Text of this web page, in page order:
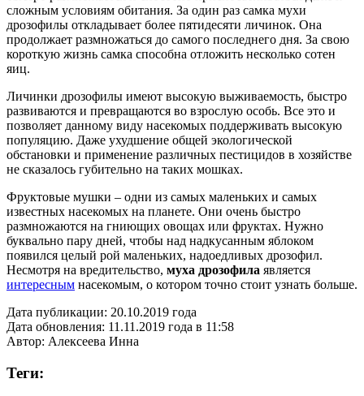
сложным условиям обитания. За один раз самка мухи
дрозофилы откладывает более пятидесяти личинок. Она
продолжает размножаться до самого последнего дня. За свою
короткую жизнь самка способна отложить несколько сотен
яиц.
Личинки дрозофилы имеют высокую выживаемость, быстро
развиваются и превращаются во взрослую особь. Все это и
позволяет данному виду насекомых поддерживать высокую
популяцию. Даже ухудшение общей экологической
обстановки и применение различных пестицидов в хозяйстве
не сказалось губительно на таких мошках.
Фруктовые мушки – одни из самых маленьких и самых
известных насекомых на планете. Они очень быстро
размножаются на гниющих овощах или фруктах. Нужно
буквально пару дней, чтобы над надкусанным яблоком
появился целый рой маленьких, надоедливых дрозофил.
Несмотря на вредительство, муха дрозофила является
интересным насекомым, о котором точно стоит узнать больше.
Дата публикации: 20.10.2019 года
Дата обновления: 11.11.2019 года в 11:58
Автор: Алексеева Инна
Теги: